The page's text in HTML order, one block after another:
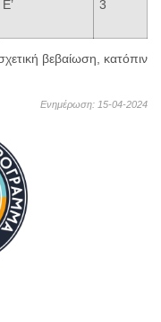
Ε’ 3
βεβαίωση, κατόπιν
Ενημέρωση: 15-04-2024